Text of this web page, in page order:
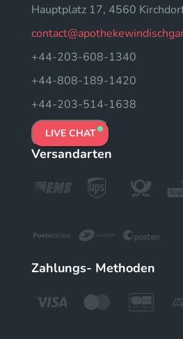
Hauptplatz 17, 4560
+44-203-608-1340
+44-808-189-1420
+44-203-514-1638
LIVE CHAT
Versandarten
Zahlungs- Methoden